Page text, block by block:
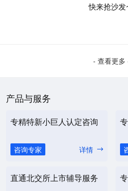
快来抢沙发
- 查看更多
产品与服务
专精特新小巨人认定咨询
咨询专家 详情
直通北交所上市辅导服务